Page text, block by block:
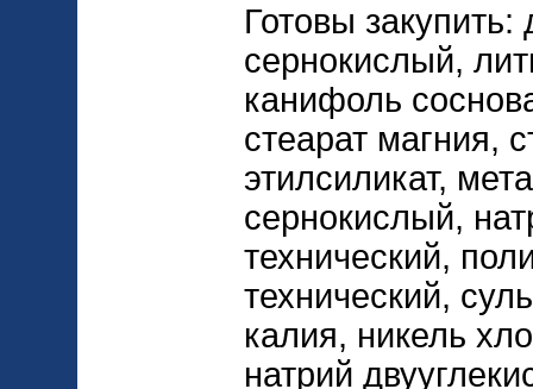
Готовы закупить:
сернокислый,
канифоль
стеарат магния,
этилсиликат,
сернокислый,
технический,
технический,
калия, никель
натрий